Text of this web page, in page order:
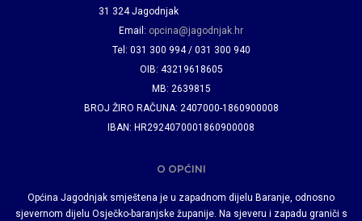
31 324 Jagodnjak
Email: opcina@jagodnjak.hr
Tel: 031 300 994 / 031 300 940
OIB: 43219618605
MB: 2639815
BROJ ŽIRO RAČUNA: 2407000-1860900008
IBAN: HR2924070001860900008
O OPĆINI
Općina Jagodnjak smještena je u zapadnom dijelu Baranje, odnosno
sjevernom dijelu Osječko-baranjske županije. Na sjeveru i zapadu graniči s